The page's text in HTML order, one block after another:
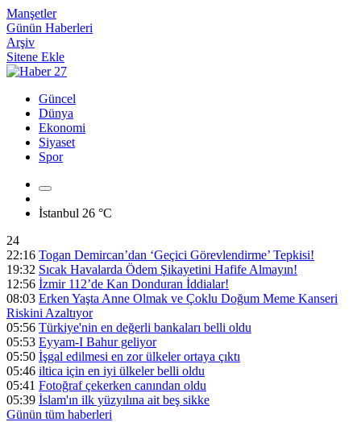
Manşetler
Günün Haberleri
Arşiv
Sitene Ekle
Güncel
Dünya
Ekonomi
Siyaset
Spor
İstanbul 26 °C
24
22:16 Togan Demircan’dan ‘Geçici Görevlendirme’ Tepkisi!
19:32 Sıcak Havalarda Ödem Şikayetini Hafife Almayın!
12:56 İzmir 112’de Kan Donduran İddialar!
08:03 Erken Yaşta Anne Olmak ve Çoklu Doğum Meme Kanseri
Riskini Azaltıyor
05:56 Türkiye'nin en değerli bankaları belli oldu
05:53 Eyyam-I Bahur geliyor
05:50 İşgal edilmesi en zor ülkeler ortaya çıktı
05:46 iltica için en iyi ülkeler belli oldu
05:41 Fotoğraf çekerken canından oldu
05:39 İslam'ın ilk yüzyılına ait beş sikke
Günün tüm haberleri